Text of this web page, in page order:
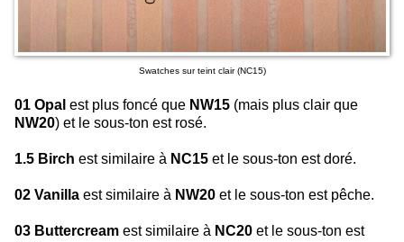
Swatches sur teint clair (NC15)
01 Opal est plus foncé que NW15 (mais plus clair que
NW20) et le sous-ton est rosé.
1.5 Birch est similaire à NC15 et le sous-ton est doré.
02 Vanilla est similaire à NW20 et le sous-ton est pêche.
03 Buttercream est similaire à NC20 et le sous-ton est